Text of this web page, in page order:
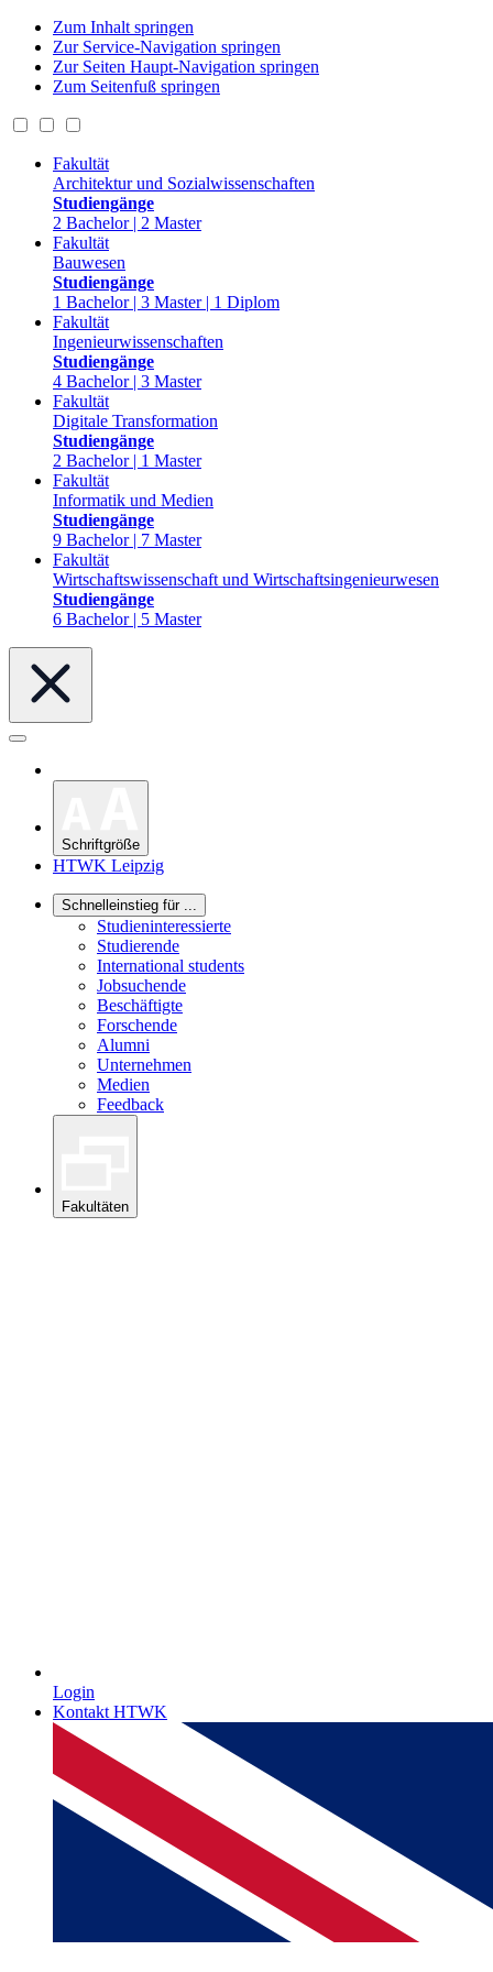
Zum Inhalt springen
Zur Service-Navigation springen
Zur Seiten Haupt-Navigation springen
Zum Seitenfuß springen
Fakultät
Architektur und Sozialwissenschaften
Studiengänge
2 Bachelor | 2 Master
Fakultät
Bauwesen
Studiengänge
1 Bachelor | 3 Master | 1 Diplom
Fakultät
Ingenieurwissenschaften
Studiengänge
4 Bachelor | 3 Master
Fakultät
Digitale Transformation
Studiengänge
2 Bachelor | 1 Master
Fakultät
Informatik und Medien
Studiengänge
9 Bachelor | 7 Master
Fakultät
Wirtschaftswissenschaft und Wirtschaftsingenieurwesen
Studiengänge
6 Bachelor | 5 Master
Schriftgröße
HTWK Leipzig
Schnelleinstieg für ...
Studieninteressierte
Studierende
International students
Jobsuchende
Beschäftigte
Forschende
Alumni
Unternehmen
Medien
Feedback
Fakultäten
Login
Kontakt HTWK